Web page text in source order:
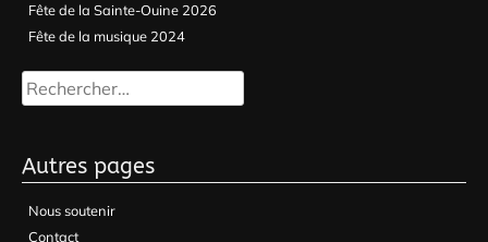
Fête de la Sainte-Ouine 2026
Fête de la musique 2024
Rechercher :
Autres pages
Nous soutenir
Contact